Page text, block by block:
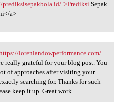
prediksisepakbola.id/">PrediksiSepak
a>
https:/
https://lorenlandowperformance.com/
really grateful for your blog post. You
of approaches after visiting your
searching for. Thanks for such
keep it up. Great work.